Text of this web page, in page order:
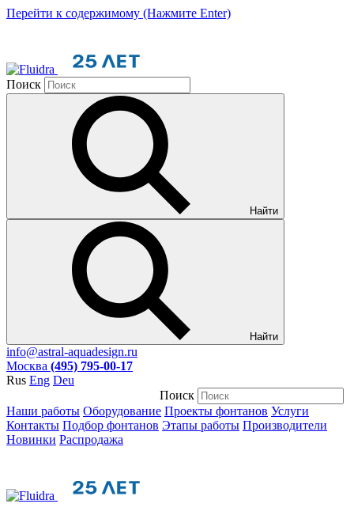
Перейти к содержимому (Нажмите Enter)
Поиск
Найти
Найти
info@astral-aquadesign.ru
Москва (495) 795-00-17
Rus Eng Deu
Поиск
Наши работы Оборудование Проекты фонтанов Услуги
Контакты Подбор фонтанов Этапы работы Производители
Новинки Распродажа